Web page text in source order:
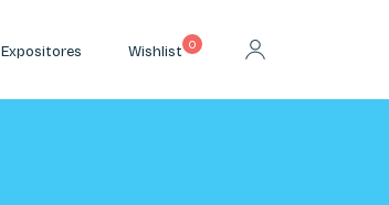
Expositores Wishlist 0